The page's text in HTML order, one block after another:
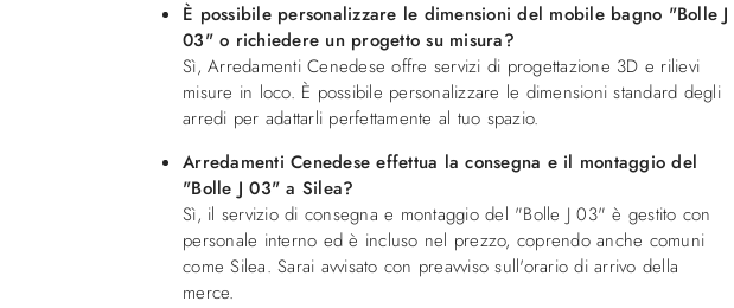
È possibile personalizzare le dimensioni del mobile bagno "Bolle J
03" o richiedere un progetto su misura?
Sì, Arredamenti Cenedese offre servizi di progettazione 3D e rilievi
misure in loco. È possibile personalizzare le dimensioni standard degli
arredi per adattarli perfettamente al tuo spazio.
Arredamenti Cenedese effettua la consegna e il montaggio del
"Bolle J 03" a Silea?
Sì, il servizio di consegna e montaggio del "Bolle J 03" è gestito con
personale interno ed è incluso nel prezzo, coprendo anche comuni
come Silea. Sarai avvisato con preavviso sull'orario di arrivo della
merce.